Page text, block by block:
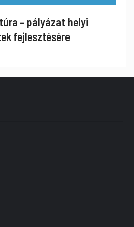
– pályázat helyi
fejlesztésére